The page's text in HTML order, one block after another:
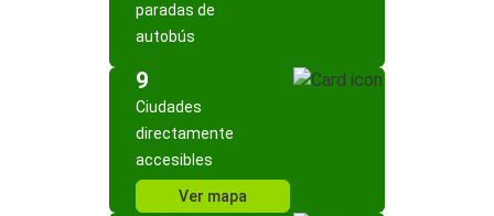
paradas de
autobús
9
Ciudades
directamente
accesibles
Ver mapa